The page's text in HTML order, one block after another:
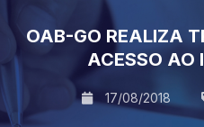
OAB-GO REALIZA
ACESSO AO
17/08/2018